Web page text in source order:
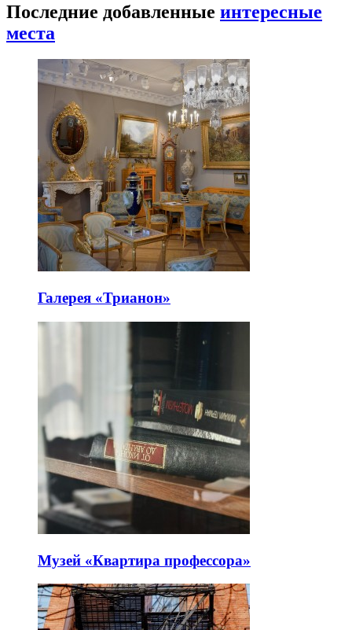
Последние добавленные интересные
места
Галерея «Трианон»
Музей «Квартира профессора»